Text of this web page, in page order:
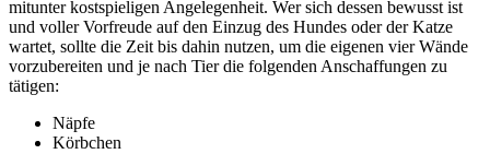
mitunter kostspieligen Angelegenheit. Wer sich dessen bewusst ist
und voller Vorfreude auf den Einzug des Hundes oder der Katze
wartet, sollte die Zeit bis dahin nutzen, um die eigenen vier Wände
vorzubereiten und je nach Tier die folgenden Anschaffungen zu
tätigen:
Näpfe
Körbchen